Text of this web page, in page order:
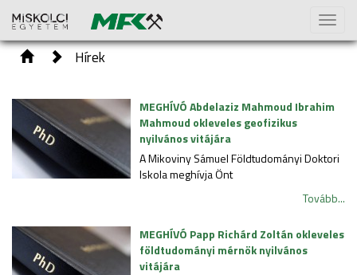
Toggle
Hírek
MEGHÍVÓ Abdelaziz Mahmoud Ibrahim
Mahmoud okleveles geofizikus
nyilvános vitájára
A Mikoviny Sámuel Földtudományi Doktori
Iskola meghívja Önt
Tovább...
MEGHÍVÓ Papp Richárd Zoltán okleveles
földtudományi mérnök nyilvános
vitájára